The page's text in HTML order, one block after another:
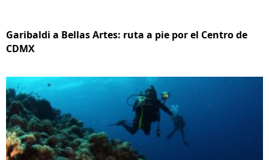
Garibaldi a Bellas Artes: ruta a pie por el Centro de
CDMX